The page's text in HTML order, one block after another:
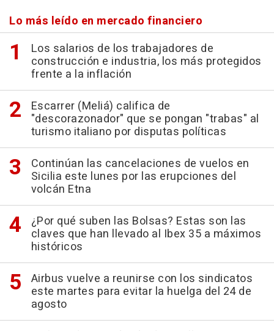
Lo más leído en mercado financiero
Los salarios de los trabajadores de
construcción e industria, los más protegidos
frente a la inflación
Escarrer (Meliá) califica de
"descorazonador" que se pongan "trabas" al
turismo italiano por disputas políticas
Continúan las cancelaciones de vuelos en
Sicilia este lunes por las erupciones del
volcán Etna
¿Por qué suben las Bolsas? Estas son las
claves que han llevado al Ibex 35 a máximos
históricos
Airbus vuelve a reunirse con los sindicatos
este martes para evitar la huelga del 24 de
agosto